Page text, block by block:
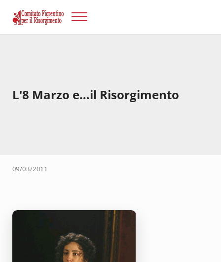
Risorgimento Firenze
Menu
L'8 Marzo e…il Risorgimento
09/03/2011